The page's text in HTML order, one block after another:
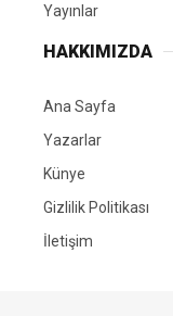
Yayınlar
HAKKIMIZDA
Ana Sayfa
Yazarlar
Künye
Gizlilik Politikası
İletişim